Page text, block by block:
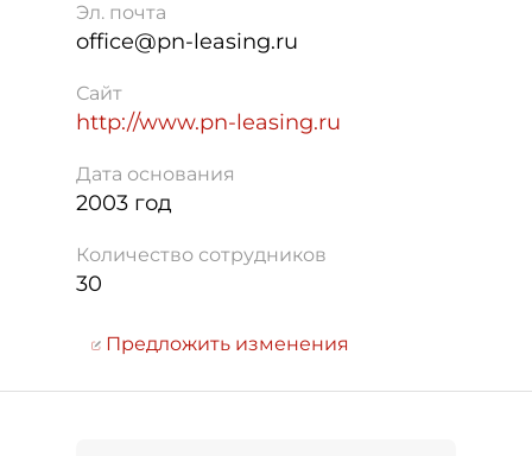
Эл. почта
office@pn-leasing.ru
Сайт
http://www.pn-leasing.ru
Дата основания
2003 год
Количество сотрудников
30
Предложить изменения